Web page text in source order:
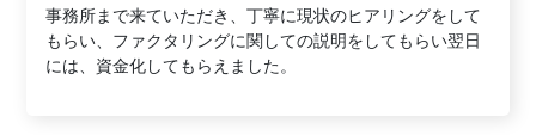
事務所まで来ていただき、丁寧に現状のヒアリングをして
もらい、ファクタリングに関しての説明をしてもらい翌日
には、資金化してもらえました。